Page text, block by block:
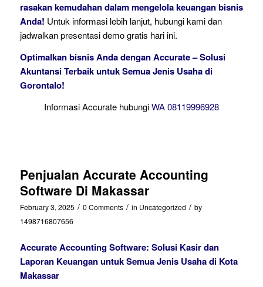
rasakan kemudahan dalam mengelola keuangan bisnis
Anda! Untuk informasi lebih lanjut, hubungi kami dan
jadwalkan presentasi demo gratis hari ini.
Optimalkan bisnis Anda dengan Accurate – Solusi
Akuntansi Terbaik untuk Semua Jenis Usaha di
Gorontalo!
Informasi Accurate hubungiWA 08119996928
Penjualan Accurate Accounting
Software Di Makassar
February 3, 2025 / 0 Comments / in Uncategorized / by
1498716807656
Accurate Accounting Software: Solusi Kasir dan
Laporan Keuangan untuk Semua Jenis Usaha di Kota
Makassar